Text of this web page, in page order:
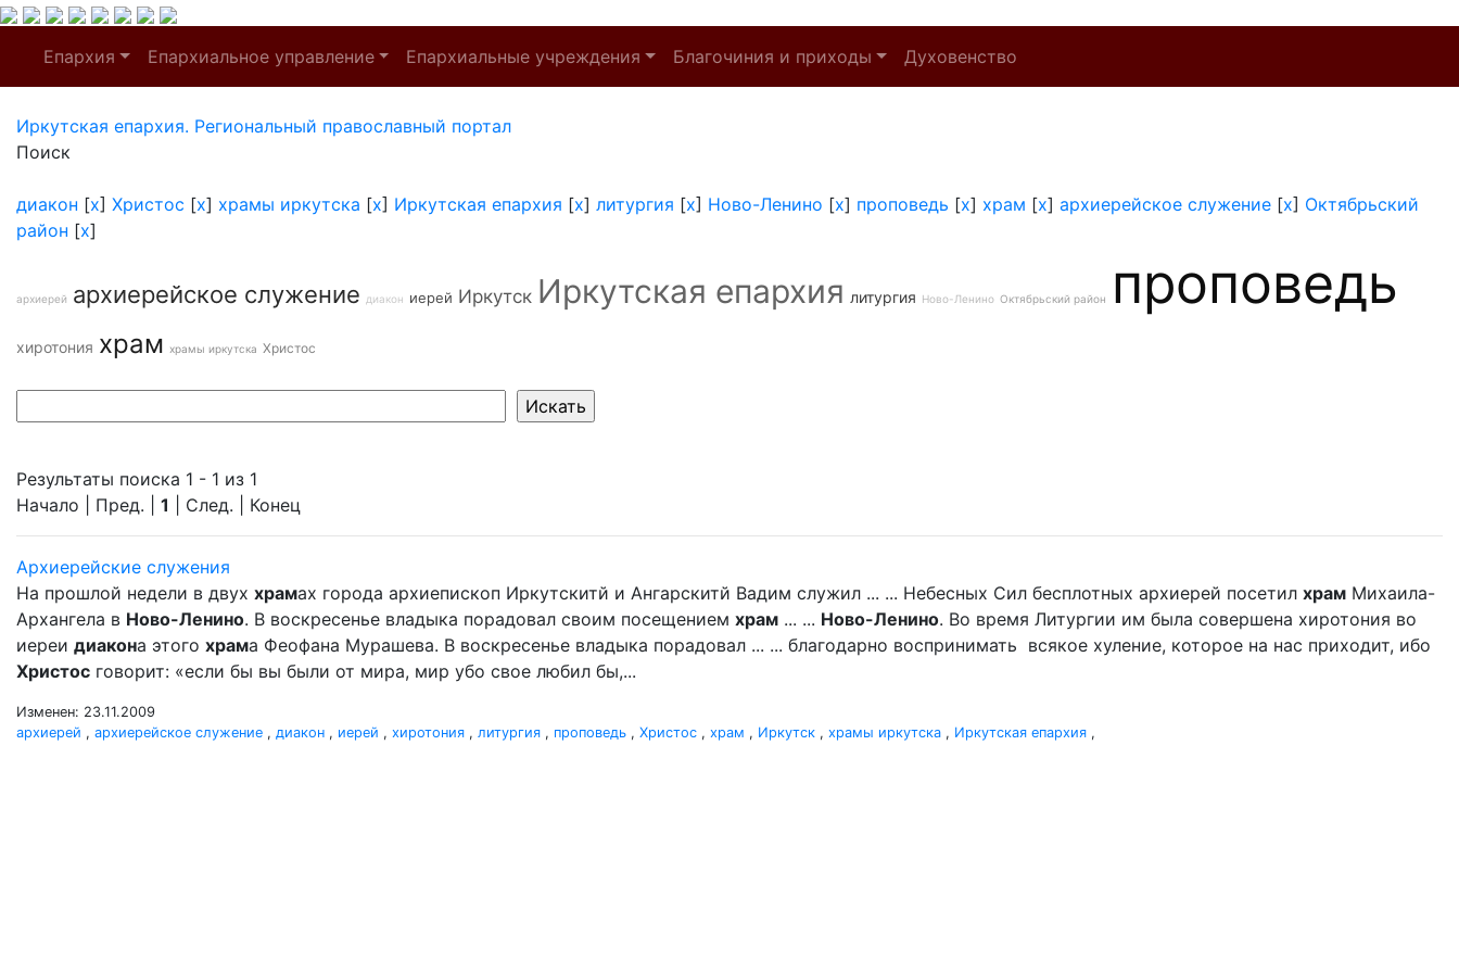
Епархия Епархиальное управление Епархиальные учреждения Благочиния и приходы Духовенство
Иркутская епархия. Региональный православный портал
Поиск
диакон [x] Христос [x] храмы иркутска [x] Иркутская епархия [x] литургия [x] Ново-Ленино [x] проповедь [x] храм [x] архиерейское служение [x] Октябрьский
район [x]
архиерей архиерейское служение диакон иерей Иркутск Иркутская епархия литургия Ново-Ленино Октябрьский район проповедь
хиротония храм храмы иркутска Христос
Результаты поиска 1 - 1 из 1
Начало | Пред. | 1 | След. | Конец
Архиерейские служения
На прошлой недели в двух храмах города архиепископ Иркутскитй и Ангарскитй Вадим служил ... ... Небесных Сил бесплотных архиерей посетил храм Михаила-
Архангела в Ново-Ленино. В воскресенье владыка порадовал своим посещением храм ... ... Ново-Ленино. Во время Литургии им была совершена хиротония во
иереи диакона этого храма Феофана Мурашева. В воскресенье владыка порадовал ... ... благодарно воспринимать всякое хуление, которое на нас приходит, ибо
Христос говорит: «если бы вы были от мира, мир убо свое любил бы,...
Изменен: 23.11.2009
архиерей , архиерейское служение , диакон , иерей , хиротония , литургия , проповедь , Христос , храм , Иркутск , храмы иркутска , Иркутская епархия ,